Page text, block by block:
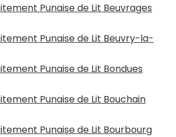
Punaise de Lit Beuvrages
Punaise de Lit Beuvry-la-
Punaise de Lit Bondues
Punaise de Lit Bouchain
Punaise de Lit Bourbourg